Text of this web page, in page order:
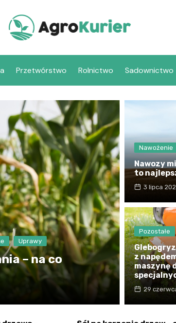
Przetwórstwo Rolnictwo Sadownictwo
Uprawy
– na co
Nawożenie
Nawozy
to
3 lipca
Pozostałe
z
maszynę
29